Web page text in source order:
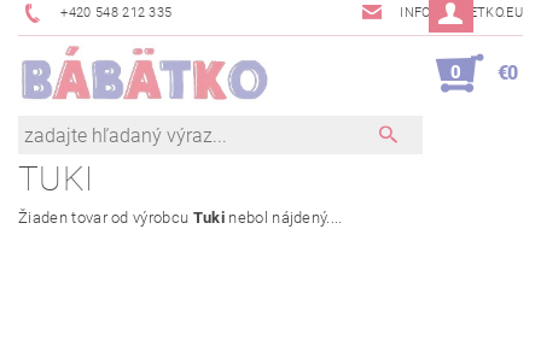
+420 548 212 335 INFO@BABETKO.EU
0 €0
TUKI
Žiaden tovar od výrobcu Tukinebol nájdený....